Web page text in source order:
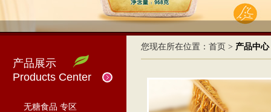
产品展示
Products Center
无糖食品 专区
您现在所在位置： 首页 > 产品中心